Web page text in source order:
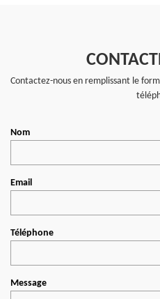
Contactez-nous en remplissant le
Nom
Email
Téléphone
Message